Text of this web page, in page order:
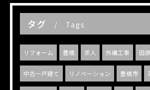
タグ Tags
リフォーム 豊橋 求人 外構工事 田
中古一戸建て リノベーション 豊橋市